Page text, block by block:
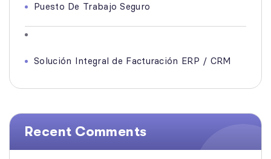
Puesto De Trabajo Seguro
Solución Integral de Facturación ERP / CRM
Recent Comments